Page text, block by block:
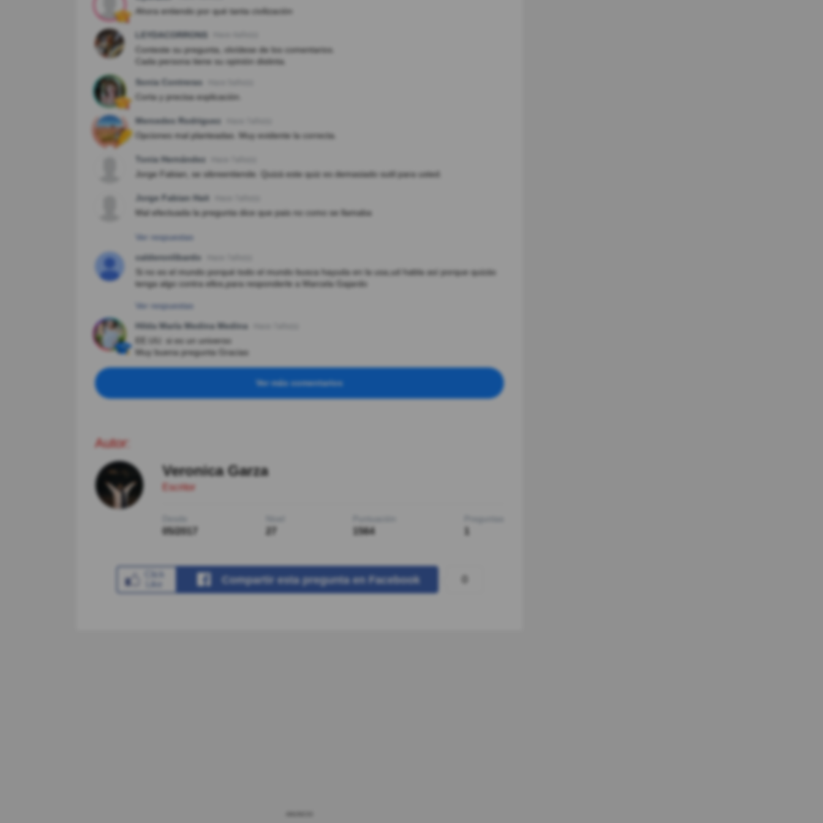
Ahora entiendo por qué tanta civilización
LEYDACORRONS
Conteste su pregunta, olvídese de los comentarios.
Cada persona tiene su opinión distinta.
Sonia Contreras
Corta y precisa explicación.
Mercedes Rodriguez
Opciones mal planteadas. Muy evidente la correcta.
Tonia Hernández
Jorge Fabian, se sibreentiende. Quizá este quiz es demasiado sutil para usted.
Jorge Fabian Hait
Mal efectuada la pregunta dice que pais no como se llamaba
Ver respuestas
calderonlibardo
Si no es el mundo porqué todo el mundo busca hayuda en la usa,ud habla así porque quizás
tenga algo contra ellos,para responderle a Marcela Gajardo
Ver respuestas
Hilda María Medina Medina
EE.UU. si es un universo
Muy buena pregunta Gracias
Ver más comentarios
Autor:
Veronica Garza
Escritor
05/2017 1564
Compartir esta preguntaen Facebook